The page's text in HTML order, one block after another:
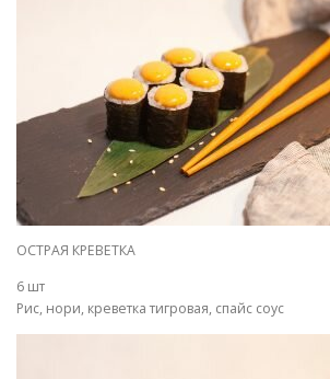
ОСТРАЯ КРЕВЕТКА
6 шт
Рис, нори, креветка тигровая, спайс соус